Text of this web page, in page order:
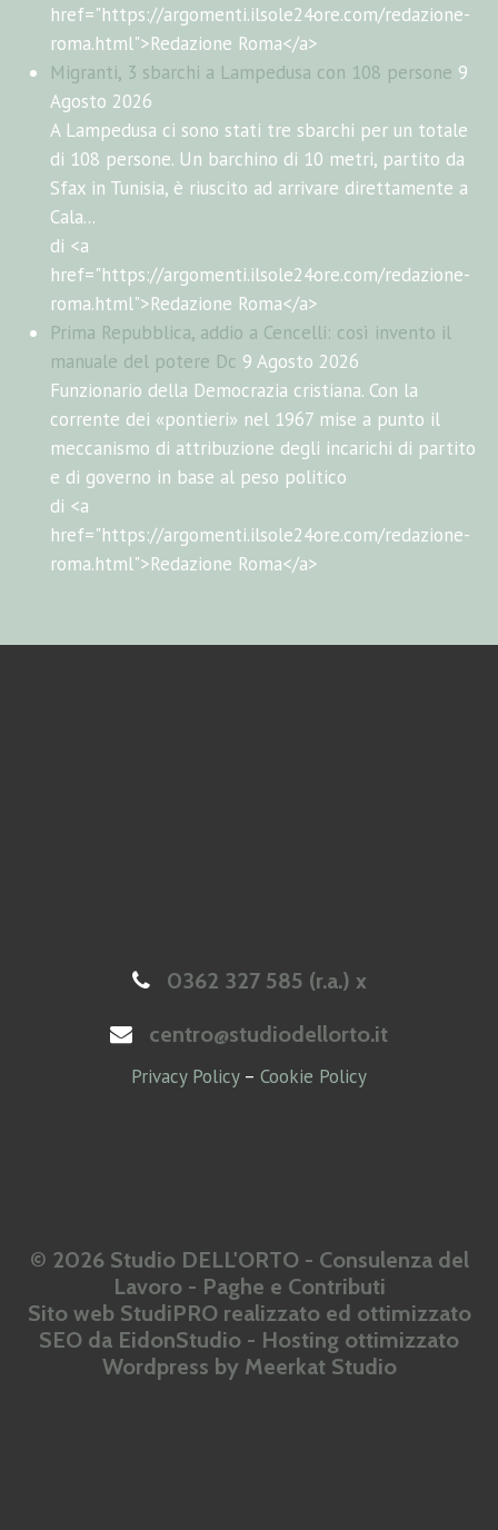
href="https://argomenti.ilsole24ore.com/redazione-
roma.html">Redazione Roma</a>
Migranti, 3 sbarchi a Lampedusa con 108 persone 9
Agosto 2026
A Lampedusa ci sono stati tre sbarchi per un totale
di 108 persone. Un barchino di 10 metri, partito da
Sfax in Tunisia, è riuscito ad arrivare direttamente a
Cala...
di <a
href="https://argomenti.ilsole24ore.com/redazione-
roma.html">Redazione Roma</a>
Prima Repubblica, addio a Cencelli: così invento il
manuale del potere Dc 9 Agosto 2026
Funzionario della Democrazia cristiana. Con la
corrente dei «pontieri» nel 1967 mise a punto il
meccanismo di attribuzione degli incarichi di partito
e di governo in base al peso politico
di <a
href="https://argomenti.ilsole24ore.com/redazione-
roma.html">Redazione Roma</a>
0362 327 585 (r.a.) x
centro@studiodellorto.it
Privacy Policy– Cookie Policy
© 2026 Studio DELL'ORTO - Consulenza del
Lavoro - Paghe e Contributi
Sito web StudiPRO realizzato ed ottimizzato
SEO da EidonStudio - Hosting ottimizzato
Wordpress by Meerkat Studio